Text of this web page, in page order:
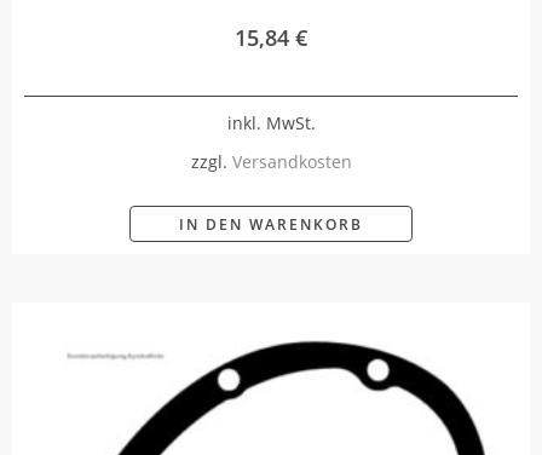
15,84 €
inkl. MwSt.
zzgl. Versandkosten
IN DEN WARENKORB